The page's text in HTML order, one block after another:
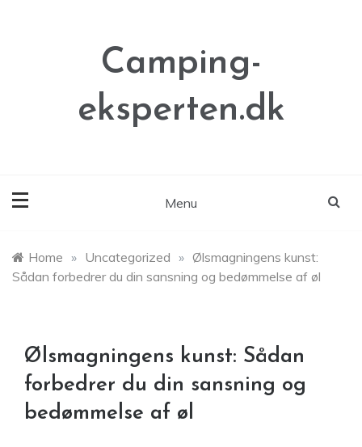
Camping-
eksperten.dk
Menu
Home » Uncategorized » Ølsmagningens kunst:
Sådan forbedrer du din sansning og bedømmelse af øl
Ølsmagningens kunst: Sådan
forbedrer du din sansning og
bedømmelse af øl